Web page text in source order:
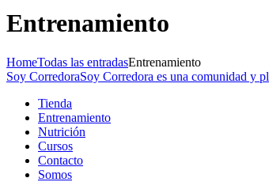
Entrenamiento
HomeTodas las entradasEntrenamiento
Soy CorredoraSoy Corredora es una comunidad y
Tienda
Entrenamiento
Nutrición
Cursos
Contacto
Somos